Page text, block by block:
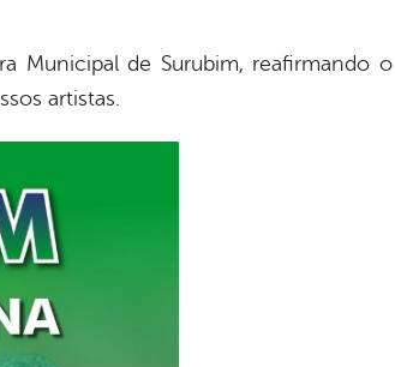
Municipal de Surubim, reafirmando
artistas.